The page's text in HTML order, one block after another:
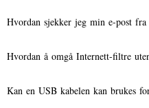
Hvordan sjekker jeg min e-post fra
Hvordan å omgå Internett-filtre
Kan en USB kabelen kan brukes